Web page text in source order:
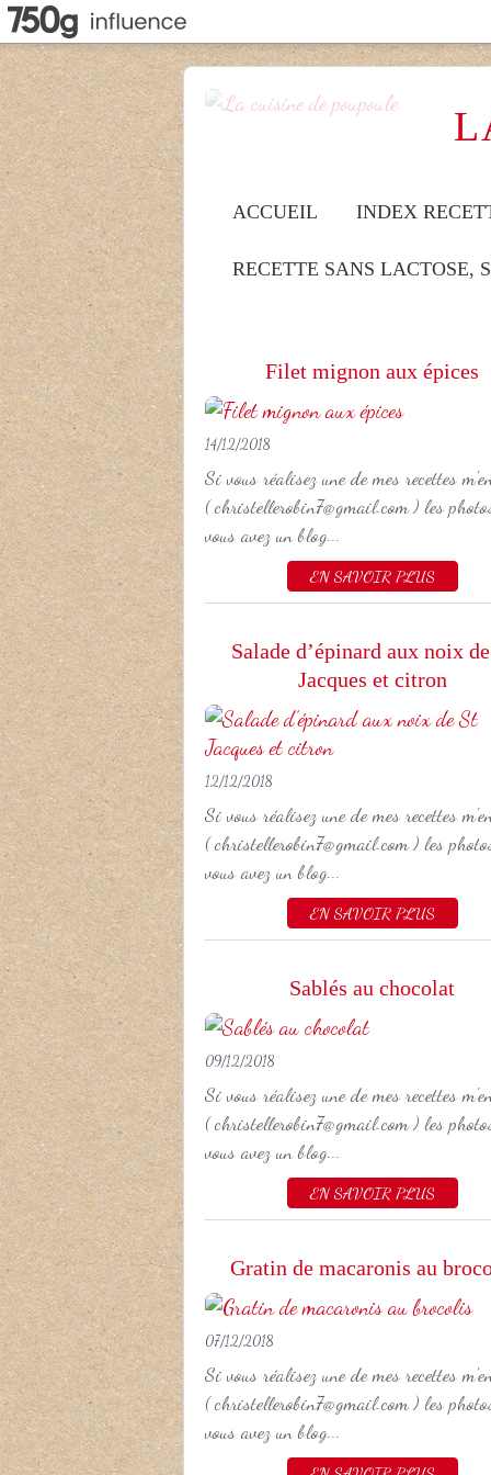
ACCUEIL INDEX
RECETTE SANS LACTOSE,
Filet mignon aux épices
14/12/2018
Si vous réalisez une de mes recettes
( christellerobin7@gmail.com ) les
vous avez un blog...
EN SAVOIR PLUS
Salade d’épinard aux noix
Jacques et citron
12/12/2018
Si vous réalisez une de mes recettes
( christellerobin7@gmail.com ) les
vous avez un blog...
EN SAVOIR PLUS
Sablés au chocolat
09/12/2018
Si vous réalisez une de mes recettes
( christellerobin7@gmail.com ) les
vous avez un blog...
EN SAVOIR PLUS
Gratin de macaronis au
07/12/2018
Si vous réalisez une de mes recettes
( christellerobin7@gmail.com ) les
vous avez un blog...